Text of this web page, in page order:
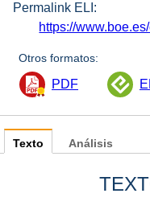
Permalink ELI:
https://
Otros formatos:
PDF
Texto Análisis